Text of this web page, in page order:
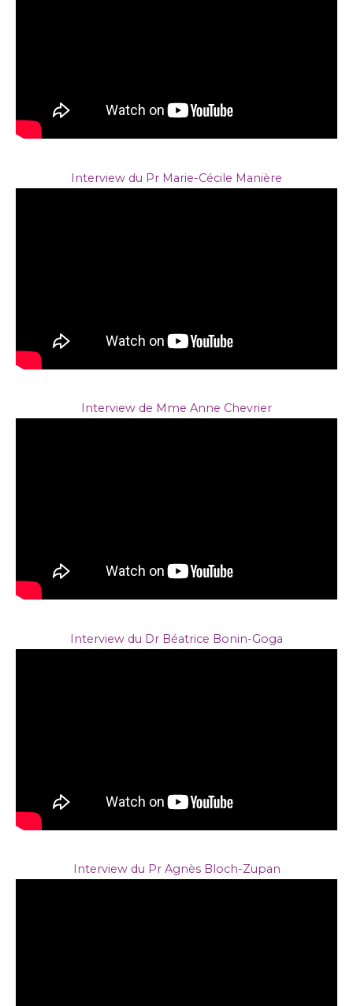
Interview du Pr Marie-Cécile Manière
Interview de Mme Anne Chevrier
Interview du Dr Béatrice Bonin-Goga
Interview du Pr Agnès Bloch-Zupan